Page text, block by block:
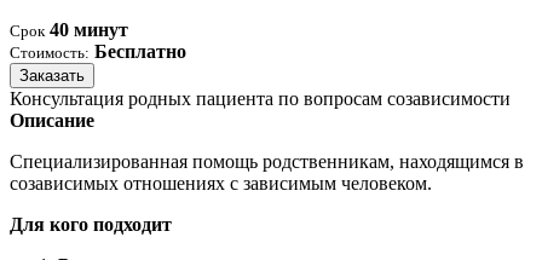
Срок 40 минут
Стоимость: Бесплатно
Заказать
Консультация родных пациента по вопросам созависимости
Описание
Специализированная помощь родственникам, находящимся в
созависимых отношениях с зависимым человеком.
Для кого подходит